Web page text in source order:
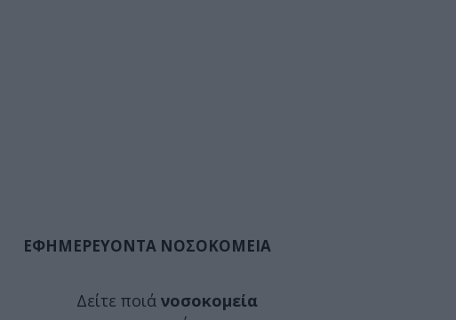
ΕΦΗΜΕΡΕΥΟΝΤΑ ΝΟΣΟΚΟΜΕΙΑ
Δείτε ποιά νοσοκομεία